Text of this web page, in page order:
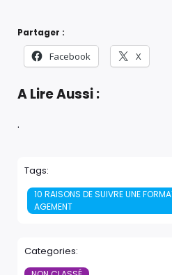
Partager :
Facebook X
A Lire Aussi :
.
Tags:
10 RAISONS DE SUIVRE UNE
AGEMENT
Categories: